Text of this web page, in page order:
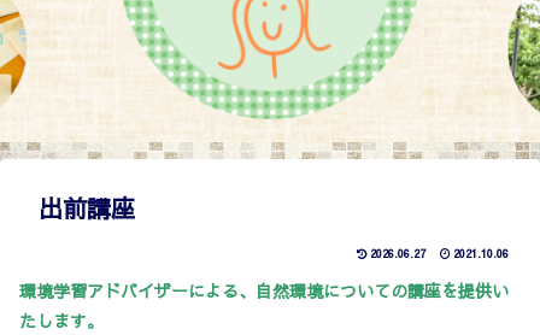
出前講座
2026.06.27 2021.10.06
環境学習アドバイザーによる、自然環境についての講座を提供い
たします。